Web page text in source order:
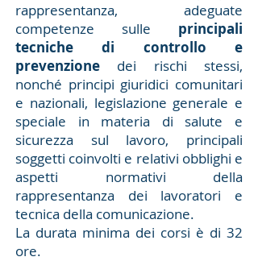
rappresentanza, adeguate
competenze sulle principali
tecniche di controllo e
prevenzione dei rischi stessi,
nonché principi giuridici comunitari
e nazionali, legislazione generale e
speciale in materia di salute e
sicurezza sul lavoro, principali
soggetti coinvolti e relativi obblighi e
aspetti normativi della
rappresentanza dei lavoratori e
tecnica della comunicazione.
La durata minima dei corsi è di 32
ore.